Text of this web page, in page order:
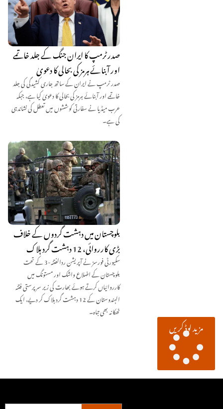
صدر ٹرمپ کا ایران جنگ کے جلد خاتمے
اور آبنائے ہرمز کی بحالی کا دعویٰ
صدر ٹرمپ نے ایران کے ساتھ جاری کشیدگی کی جلد
خاتمے اور آبنائے ہرمز کی بحالی کا دعویٰ کیا ہے، جبکہ
عرب میڈیا نے سفارتی کوششوں میں تعطل کی نشاندہی
کی ہے۔
بلوچستان میں دہشت گردوں کے خلاف
بڑی کارروائی، 12 دہشت گرد ہلاک
سکیورٹی فورسز نے آپریشن ردالفتنہ-3 کے تحت
بلوچستان کے اضلاع واشک اور مستونگ میں
کارروائیاں کرتے ہوئے بھارت کی زیر سرپرستی فتنہ
الہندوستان کے 12 دہشت گرد ہلاک کر دیے، ایک
ٹھکانہ بھی تباہ۔
مزید لوڈ کریں